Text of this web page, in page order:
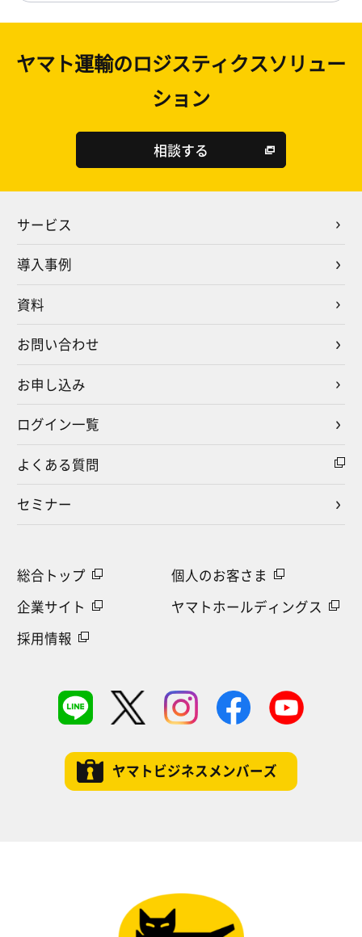
ヤマト運輸のロジスティクスソリュー
ション
相談する
サービス
導入事例
資料
お問い合わせ
お申し込み
ログイン一覧
よくある質問
セミナー
総合トップ
企業サイト
採用情報
個人のお客さま
ヤマトホールディングス
ヤマトビジネスメンバーズ